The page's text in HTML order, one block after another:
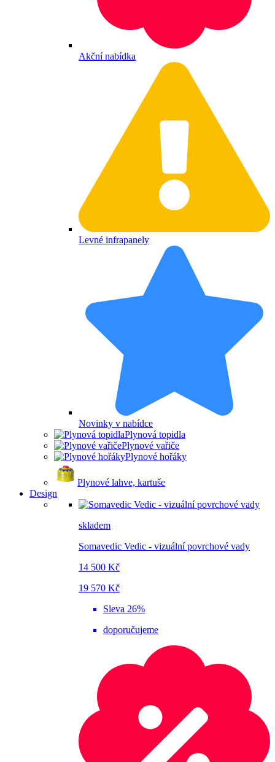
Akční nabídka
Levné infrapanely
Novinky v nabídce
Plynová topidla
Plynové vařiče
Plynové hořáky
Plynové lahve, kartuše
Design
skladem
Somavedic Vedic - vizuální povrchové vady
14 500 Kč
19 570 Kč
Sleva 26%
doporučujeme